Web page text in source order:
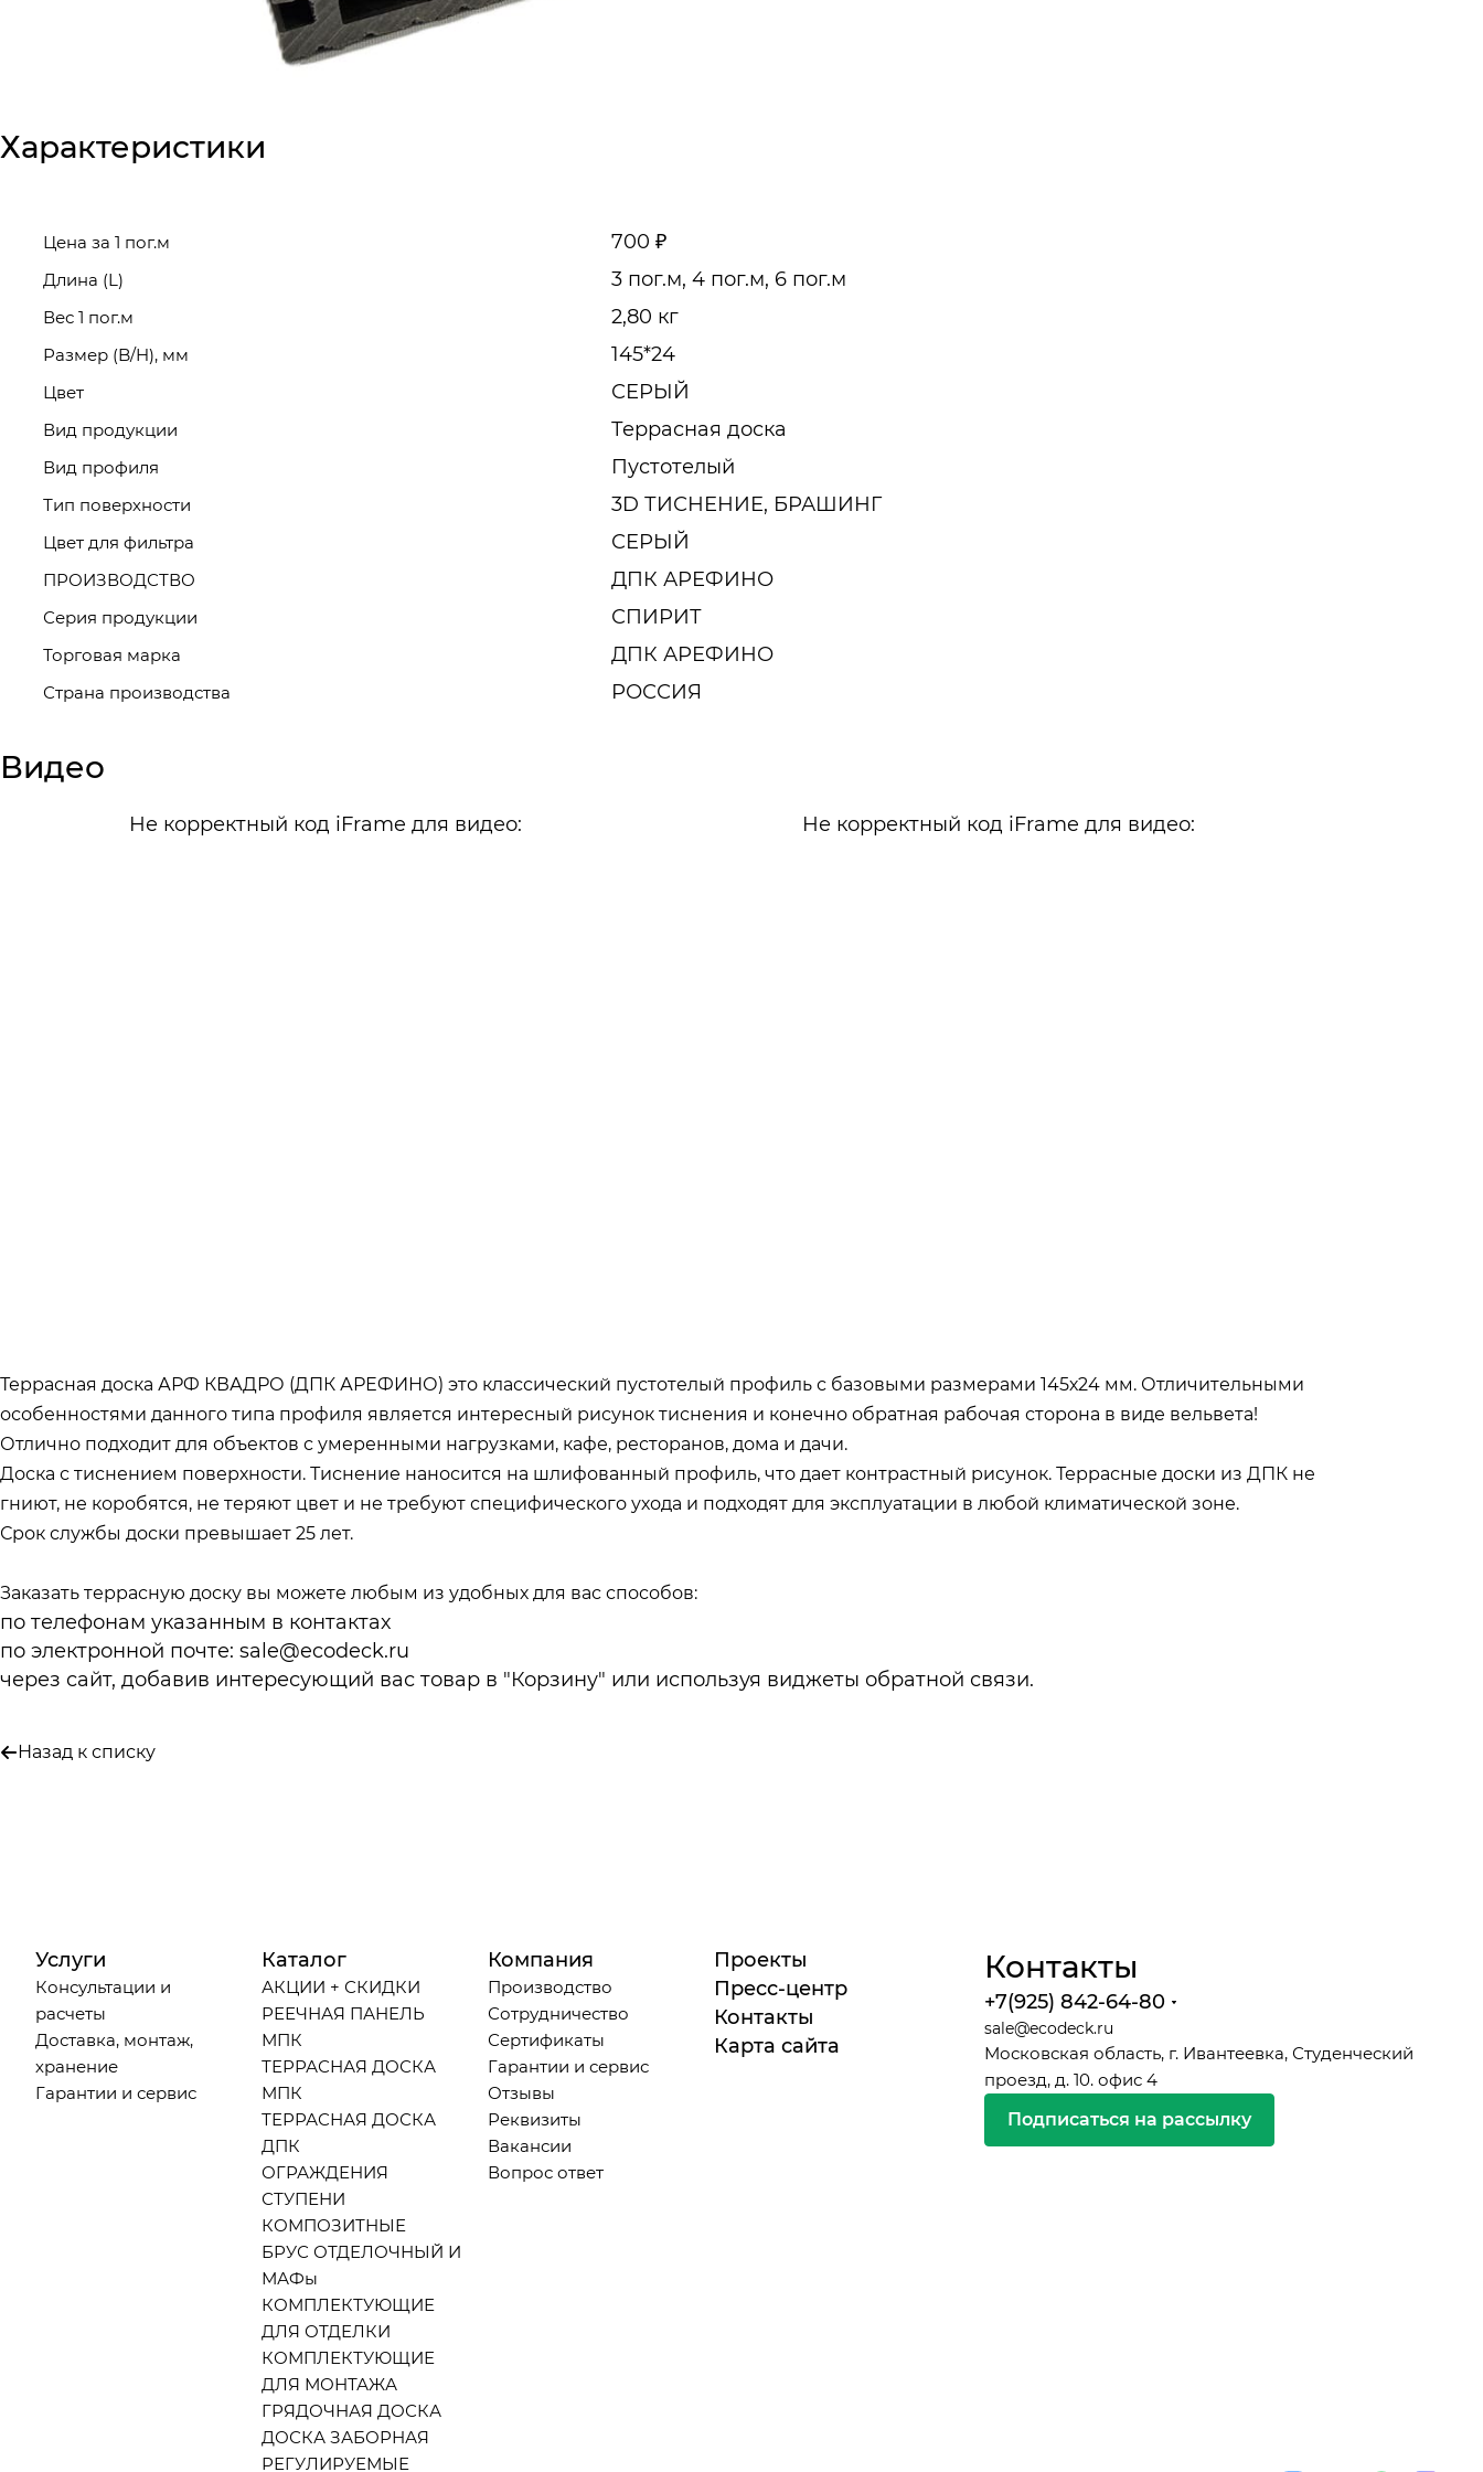
Характеристики
Цена за 1 пог.м 700 ₽
Длина (L) 3 пог.м, 4 пог.м, 6 пог.м
Вес 1 пог.м 2,80 кг
Размер (B/H), мм 145*24
Цвет СЕРЫЙ
Вид продукции Террасная доска
Вид профиля Пустотелый
Тип поверхности 3D ТИСНЕНИЕ, БРАШИНГ
Цвет для фильтра СЕРЫЙ
ПРОИЗВОДСТВО ДПК АРЕФИНО
Серия продукции СПИРИТ
Торговая марка ДПК АРЕФИНО
Страна производства РОССИЯ
Видео
Не корректный код iFrame для видео: Не корректный код iFrame для видео:
Террасная доска АРФ КВАДРО (ДПК АРЕФИНО) это классический пустотелый профиль с базовыми размерами 145х24 мм. Отличительными
особенностями данного типа профиля является интересный рисунок тиснения и конечно обратная рабочая сторона в виде вельвета!
Отлично подходит для объектов с умеренными нагрузками, кафе, ресторанов, дома и дачи.
Доска с тиснением поверхности. Тиснение наносится на шлифованный профиль, что дает контрастный рисунок. Террасные доски из ДПК не
гниют, не коробятся, не теряют цвет и не требуют специфического ухода и подходят для эксплуатации в любой климатической зоне.
Срок службы доски превышает 25 лет.
Заказать террасную доску вы можете любым из удобных для вас способов:
по телефонам указанным в контактах
по электронной почте: sale@ecodeck.ru
через сайт, добавив интересующий вас товар в "Корзину" или используя виджеты обратной связи.
Назад к списку
Услуги
Консультации и
расчеты
Доставка, монтаж,
хранение
Гарантии и сервис
Каталог
АКЦИИ + СКИДКИ
РЕЕЧНАЯ ПАНЕЛЬ
МПК
ТЕРРАСНАЯ ДОСКА
МПК
ТЕРРАСНАЯ ДОСКА
ДПК
ОГРАЖДЕНИЯ
СТУПЕНИ
КОМПОЗИТНЫЕ
БРУС ОТДЕЛОЧНЫЙ И
МАФы
КОМПЛЕКТУЮЩИЕ
ДЛЯ ОТДЕЛКИ
КОМПЛЕКТУЮЩИЕ
ДЛЯ МОНТАЖА
ГРЯДОЧНАЯ ДОСКА
ДОСКА ЗАБОРНАЯ
РЕГУЛИРУЕМЫЕ
Компания
Производство
Сотрудничество
Сертификаты
Гарантии и сервис
Отзывы
Реквизиты
Вакансии
Вопрос ответ
Проекты
Пресс-центр
Контакты
Карта сайта
Контакты
+7(925) 842-64-80
sale@ecodeck.ru
Московская область, г. Ивантеевка, Студенческий
проезд, д. 10. офис 4
Подписаться на рассылку